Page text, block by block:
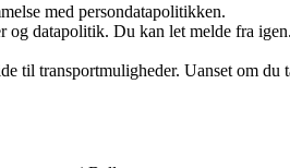
med persondatapolitikken.
og datapolitik. Du kan let melde fra igen.
til transportmuligheder. Uanset om